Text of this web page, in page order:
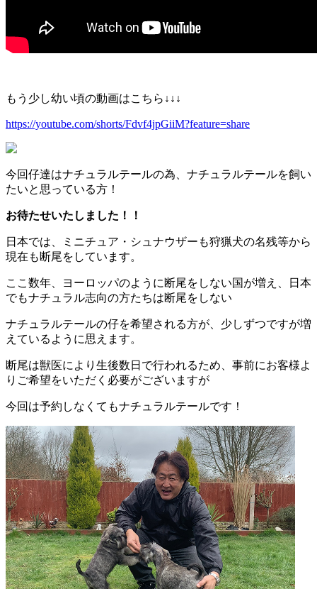
もう少し幼い頃の動画はこちら↓↓↓
https://youtube.com/shorts/Fdvf4jpGiiM?feature=share
今回仔達はナチュラルテールの為、ナチュラルテールを飼い
たいと思っている方！
お待たせいたしました！！
日本では、ミニチュア・シュナウザーも狩猟犬の名残等から
現在も断尾をしています。
ここ数年、ヨーロッパのように断尾をしない国が増え、日本
でもナチュラル志向の方たちは断尾をしない
ナチュラルテールの仔を希望される方が、少しずつですが増
えているように思えます。
断尾は獣医により生後数日で行われるため、事前にお客様よ
りご希望をいただく必要がございますが
今回は予約しなくてもナチュラルテールです！